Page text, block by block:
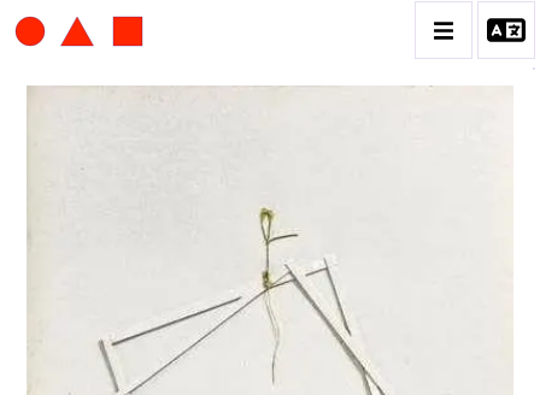
ALBERT CHUBAC
BIOGRAPHIE
CATALOGUE DES OEUVRES
CONTACT